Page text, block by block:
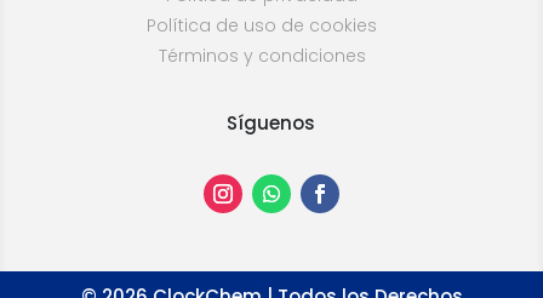
Política de uso de cookies
Términos y condiciones
Síguenos